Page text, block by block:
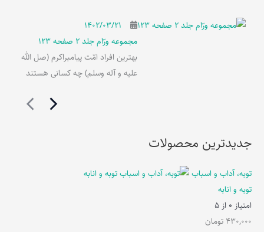
۱۴۰۲/۰۳/۲۱
مجموعه ورّام جلد 2 صفحه 123
بهترین افراد امّت پیامبراکرم (صل الله
علیه و آله وسلم) چه کسانی هستند
جدیدترین محصولات
توبه، آداب و اسباب
توبه و انابه
امتیاز 0 از 5
430,000 تومان